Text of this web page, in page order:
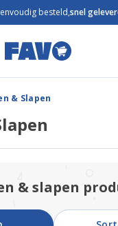
besteld,snel
& Slapen
& slapen